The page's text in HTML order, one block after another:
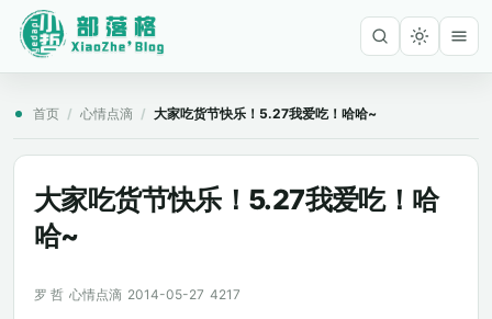
首页 / 心情点滴 / 大家吃货节快乐！5.27我爱吃！哈哈~
大家吃货节快乐！5.27我爱吃！哈
哈~
罗 哲 心情点滴 2014-05-27 4217